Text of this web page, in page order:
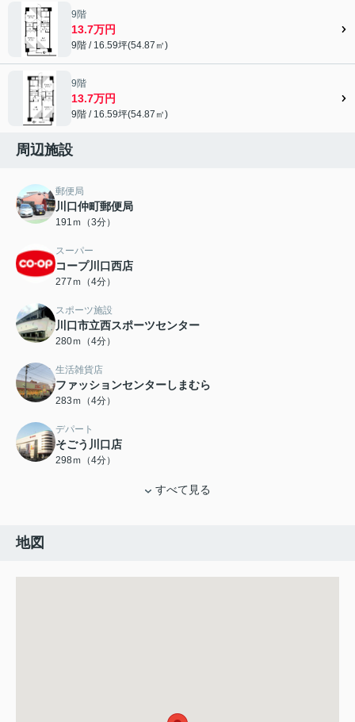
9階
13.7万円
9階 / 16.59坪(54.87㎡)
9階
13.7万円
9階 / 16.59坪(54.87㎡)
周辺施設
郵便局
川口仲町郵便局
191ｍ（3分）
スーパー
コープ川口西店
277ｍ（4分）
スポーツ施設
川口市立西スポーツセンター
280ｍ（4分）
生活雑貨店
ファッションセンターしまむら
283ｍ（4分）
デパート
そごう川口店
298ｍ（4分）
すべて見る
地図